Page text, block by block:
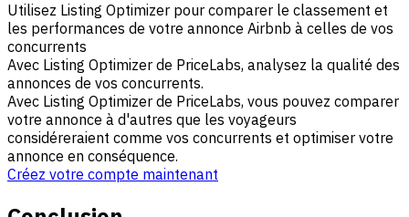
Utilisez Listing Optimizer pour comparer le classement et
les performances de votre annonce Airbnb à celles de vos
concurrents
Avec Listing Optimizer de PriceLabs, analysez la qualité des
annonces de vos concurrents.
Avec Listing Optimizer de PriceLabs, vous pouvez comparer
votre annonce à d'autres que les voyageurs
considéreraient comme vos concurrents et optimiser votre
annonce en conséquence.
Créez votre compte maintenant